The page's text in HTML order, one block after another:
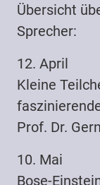
Übersicht
Sprecher:
12. April
Kleine
Prof. Dr.
10. Mai
Bose-